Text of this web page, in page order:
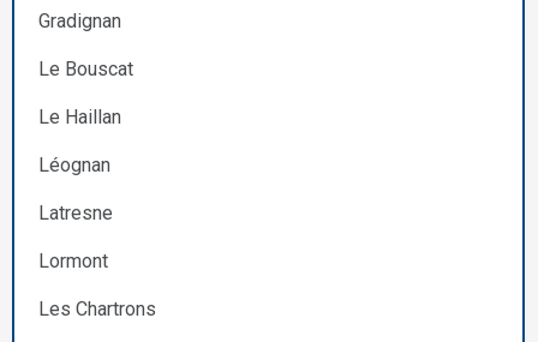
Gradignan
Le Bouscat
Le Haillan
Léognan
Latresne
Lormont
Les Chartrons